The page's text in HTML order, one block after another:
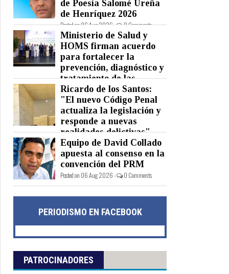
de Poesía Salomé Ureña
de Henríquez 2026
Posted on 06 Aug 2026 - 0 Comments
Ministerio de Salud y
HOMS firman acuerdo
para fortalecer la
prevención, diagnóstico y
tratamiento de las
hepatitis virales
Posted on 06 Aug 2026 - 0 Comments
Ricardo de los Santos:
"El nuevo Código Penal
actualiza la legislación y
responde a nuevas
realidades delictivas"
Posted on 06 Aug 2026 - 0 Comments
Equipo de David Collado
apuesta al consenso en la
convención del PRM
Posted on 06 Aug 2026 - 0 Comments
PERIODISMO EN FACEBOOK
PATROCINADORES